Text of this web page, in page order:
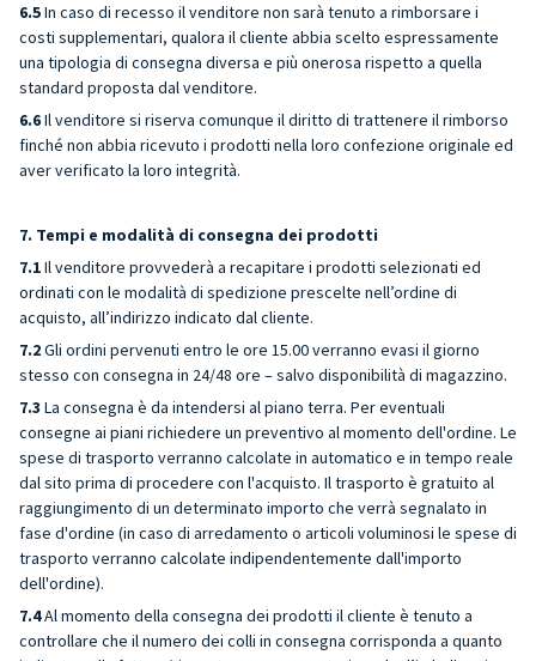
6.5In caso di recesso il venditore non sarà tenuto a rimborsare i
costi supplementari, qualora il cliente abbia scelto espressamente
una tipologia di consegna diversa e più onerosa rispetto a quella
standard proposta dal venditore.
6.6Il venditore si riserva comunque il diritto di trattenere il rimborso
finché non abbia ricevuto i prodotti nella loro confezione originale ed
aver verificato la loro integrità.
7. Tempi e modalità di consegna dei prodotti
7.1Il venditore provvederà a recapitare i prodotti selezionati ed
ordinati con le modalità di spedizione prescelte nell’ordine di
acquisto, all’indirizzo indicato dal cliente.
7.2Gli ordini pervenuti entro le ore 15.00 verranno evasi il giorno
stesso con consegna in 24/48 ore – salvo disponibilità di magazzino.
7.3 La consegna è da intendersi al piano terra. Per eventuali
consegne ai piani richiedere un preventivo al momento dell'ordine. Le
spese di trasporto verranno calcolate in automatico e in tempo reale
dal sito prima di procedere con l'acquisto. Il trasporto è gratuito al
raggiungimento di un determinato importo che verrà segnalato in
fase d'ordine (in caso di arredamento o articoli voluminosi le spese di
trasporto verranno calcolate indipendentemente dall'importo
dell'ordine).
7.4Al momento della consegna dei prodotti il cliente è tenuto a
controllare che il numero dei colli in consegna corrisponda a quanto